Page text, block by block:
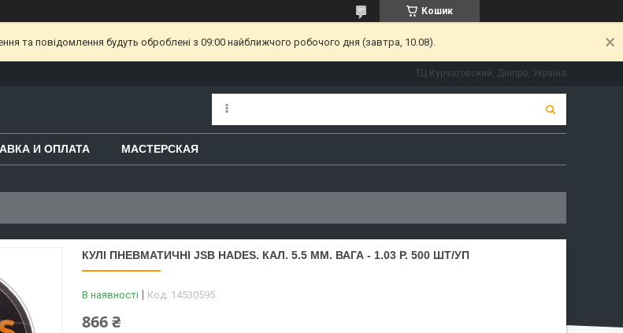
Кошик
та повідомлення будуть оброблені з 09:00 найближчого робочого дня (завтра, 10.08).
ТЦ Курчатовский, Дніпро, Україна
И ОПЛАТА МАСТЕРСКАЯ
КУЛІ ПНЕВМАТИЧНІ JSB HADES. КАЛ. 5.5 ММ. ВАГА - 1.03 Р. 500 ШТ/УП
В наявності Код: 14530595
866 ₴